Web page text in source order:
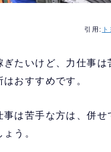
引用:
ぎたいけど、力仕事は
おすすめです。
事は苦手な方は、併せ
う。